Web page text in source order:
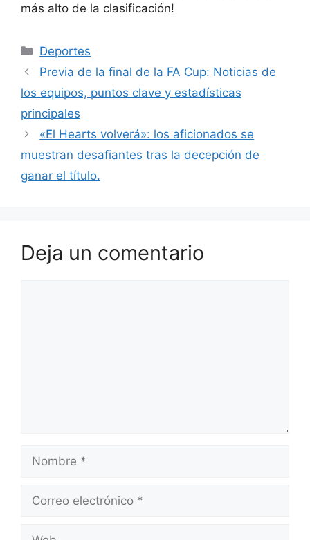
más alto de la clasificación!
Categorías
Deportes
Previa de la final de la FA Cup: Noticias de
los equipos, puntos clave y estadísticas
principales
«El Hearts volverá»: los aficionados se
muestran desafiantes tras la decepción de
ganar el título.
Deja un comentario
electrónico